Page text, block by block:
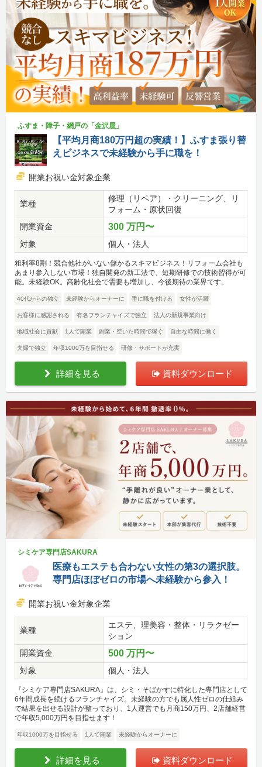
ふすま・障子・網戸の「金沢屋」
【平均月商180万円超の実績！】ふすま張り替
えビジネスで未経験から手に職を！
開業お祝い金対象企業
業種
修理（リペア）・クリーニング、リ
フォーム・原状回復
開業資金
300 万円〜
対象 個人・法人
粗利率8割！競合他社がいない儲かるスキマビジネス！リフォーム会社も
あまり参入しない市場！独自開発の新工法で、短期研修での技術習得が可
能。未経験OK。高齢化社会で需要も増加し、今後期待の業界です。
40代からの独立 未経験からオーナーに 手に職を付ける 女性が活躍
お客様に感謝される 有名フランチャイズで独立 法人の新規事業向け
地域社会に貢献 1人で開業 副業・空いた時間で稼ぐ 自由な時間に働く
夫婦で独立 年収1000万を目指せる 研修・サポートが充実
詳細を見る 資料ダウンロード
シミケア専門店SAKURA
医療もエステも合わない女性の第3の選択肢。
専門店ほぼゼロの市場へ未経験から参入！
開業お祝い金対象企業
業種
エステ、理美容・整体・リラクゼー
ション
開業資金
500 万円〜
対象 個人・法人
『シミケア専門店SAKURA』は、シミ・そばかすに特化した専門店として
6年間成長を続けるフランチャイズ。未経験の方でも属人性ゼロの仕組み
で結果を出せる設計が整っており、1人運営でも月商150万円、2店舗経営
で年収5,000万円を目指せます！
年収1000万を目指せる 1人で開業 未経験からオーナーに
詳細を見る 資料ダウンロード